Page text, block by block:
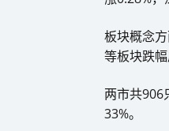
板块概念
等板块跌幅
两市共906
33%。